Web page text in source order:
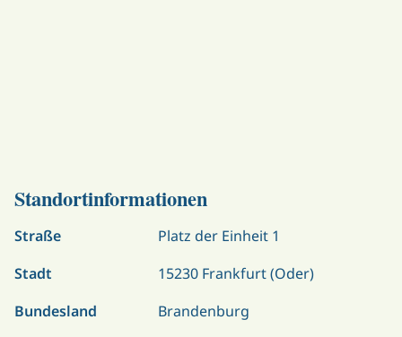
Standortinformationen
Straße
Platz der Einheit 1
Stadt
15230 Frankfurt (Oder)
Bundesland
Brandenburg